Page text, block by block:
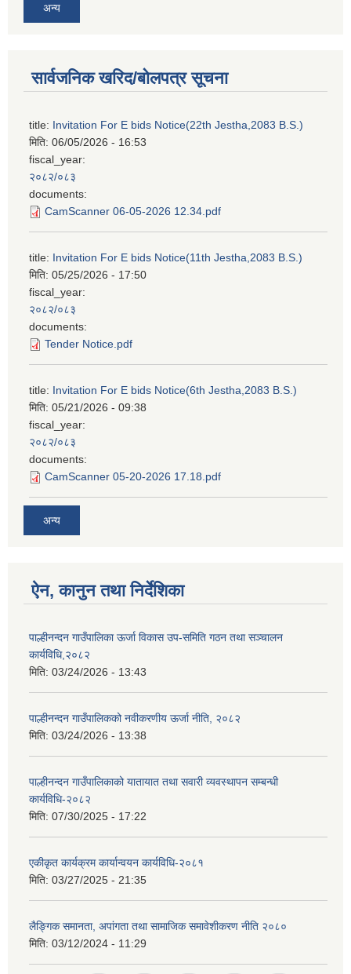
अन्य
सार्वजनिक खरिद/बोलपत्र सूचना
title: Invitation For E bids Notice(22th Jestha,2083 B.S.)
मिति: 06/05/2026 - 16:53
fiscal_year:
२०८२/०८३
documents:
CamScanner 06-05-2026 12.34.pdf
title: Invitation For E bids Notice(11th Jestha,2083 B.S.)
मिति: 05/25/2026 - 17:50
fiscal_year:
२०८२/०८३
documents:
Tender Notice.pdf
title: Invitation For E bids Notice(6th Jestha,2083 B.S.)
मिति: 05/21/2026 - 09:38
fiscal_year:
२०८२/०८३
documents:
CamScanner 05-20-2026 17.18.pdf
अन्य
ऐन, कानुन तथा निर्देशिका
पाल्हीनन्दन गाउँपालिका ऊर्जा विकास उप-समिति गठन तथा सञ्चालन
कार्यविधि,२०८२
मिति: 03/24/2026 - 13:43
पाल्हीनन्दन गाउँपालिकको नवीकरणीय ऊर्जा नीति, २०८२
मिति: 03/24/2026 - 13:38
पाल्हीनन्दन गाउँपालिकाको यातायात तथा सवारी व्यवस्थापन सम्बन्धी
कार्यविधि-२०८२
मिति: 07/30/2025 - 17:22
एकीकृत कार्यक्रम कार्यान्वयन कार्यविधि-२०८१
मिति: 03/27/2025 - 21:35
लैङ्गिक समानता, अपांगता तथा सामाजिक समावेशीकरण नीति २०८०
मिति: 03/12/2024 - 11:29